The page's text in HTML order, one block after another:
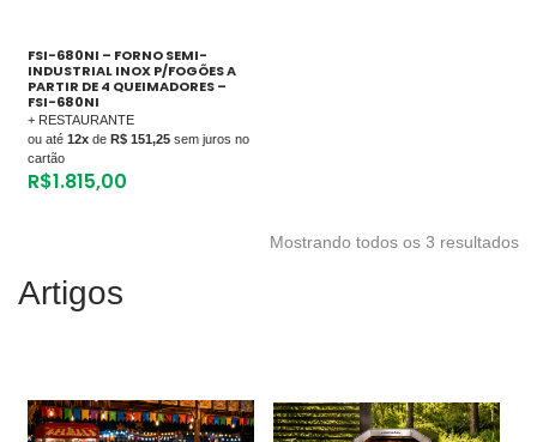
FSI-680NI – FORNO SEMI-
INDUSTRIAL INOX P/FOGÕES A
PARTIR DE 4 QUEIMADORES –
FSI-680NI
+ RESTAURANTE
ou até 12x de R$ 151,25 sem juros no
cartão
R$1.815,00
Mostrando todos os 3 resultados
Artigos